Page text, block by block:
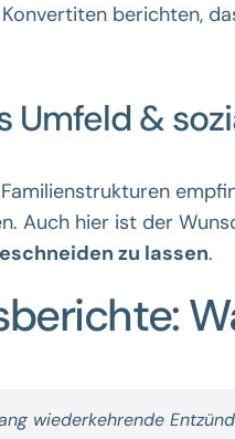
berichten,
Umfeld &
Auch hier ist der
zu lassen.
wiederkehrende